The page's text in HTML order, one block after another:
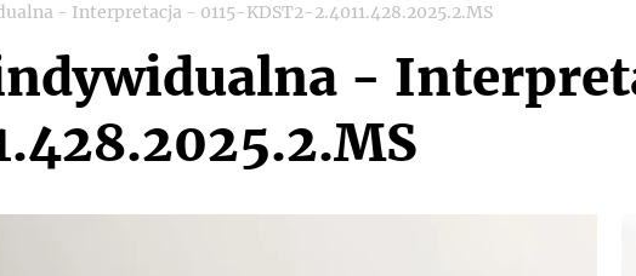
- Interpretacja - 0115-KDST2-2.4011.428.2025.2.MS
-